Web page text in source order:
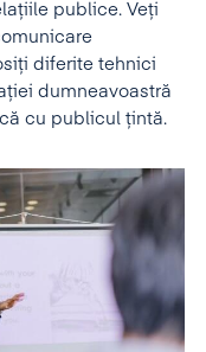
publice. Veți
diferite tehnici
dumneavoastră
cu publicul țintă.